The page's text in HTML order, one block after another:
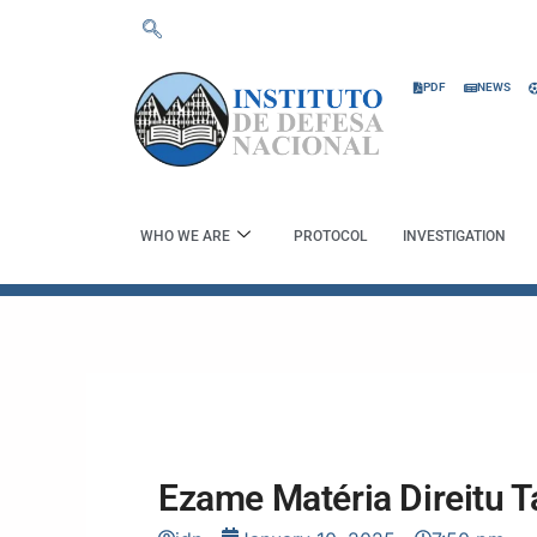
PDF NEWS
WHO WE ARE PROTOCOL INVESTIGATION
Ezame Matéria Direitu